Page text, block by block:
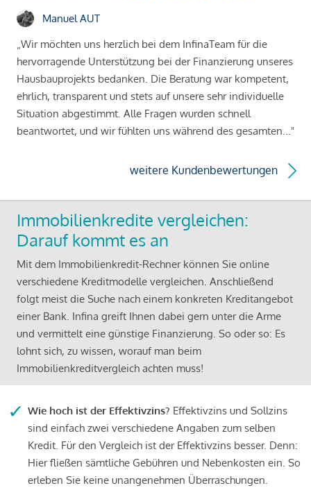
Manuel AUT
„Wir möchten uns herzlich bei dem InfinaTeam für die
hervorragende Unterstützung bei der Finanzierung unseres
Hausbauprojekts bedanken. Die Beratung war kompetent,
ehrlich, transparent und stets auf unsere sehr individuelle
Situation abgestimmt. Alle Fragen wurden schnell
beantwortet, und wir fühlten uns während des gesamten..."
weitere Kundenbewertungen
Immobilienkredite vergleichen:
Darauf kommt es an
Mit dem Immobilienkredit-Rechner können Sie online
verschiedene Kreditmodelle vergleichen. Anschließend
folgt meist die Suche nach einem konkreten Kreditangebot
einer Bank. Infina greift Ihnen dabei gern unter die Arme
und vermittelt eine günstige Finanzierung. So oder so: Es
lohnt sich, zu wissen, worauf man beim
Immobilienkreditvergleich achten muss!
Wie hoch ist der Effektivzins? Effektivzins und Sollzins
sind einfach zwei verschiedene Angaben zum selben
Kredit. Für den Vergleich ist der Effektivzins besser. Denn:
Hier fließen sämtliche Gebühren und Nebenkosten ein. So
erleben Sie keine unangenehmen Überraschungen.